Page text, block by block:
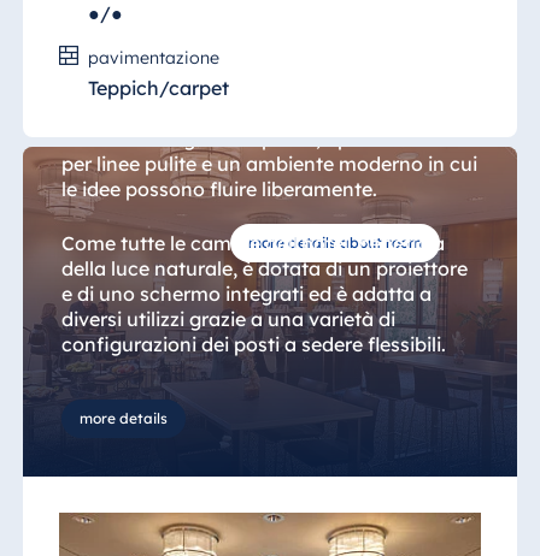
●/●
pavimentazione
Teppich/carpet
more details about room
Sala 10, Dubai
elementi in legno alle pareti, optando invece
per linee pulite e un ambiente moderno in cui
le idee possono fluire liberamente.
Come tutte le camere dell'hotel, beneficia
della luce naturale, è dotata di un proiettore
e di uno schermo integrati ed è adatta a
diversi utilizzi grazie a una varietà di
configurazioni dei posti a sedere flessibili.
Le dimensioni della "Sala Dubai" sono ideali
per eventi di ogni tipo e per questo è una
more details